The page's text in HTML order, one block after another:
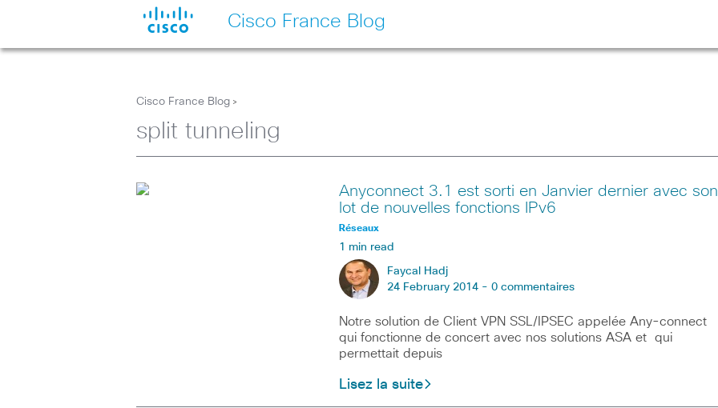
Cisco France Blog
Cisco France Blog >
split tunneling
Anyconnect 3.1 est sorti en Janvier dernier avec son
lot de nouvelles fonctions IPv6
Réseaux
1 min read
Faycal Hadj
24 February 2014 - 0 commentaires
Notre solution de Client VPN SSL/IPSEC appelée Any-connect
qui fonctionne de concert avec nos solutions ASA et qui
permettait depuis
Lisez la suite